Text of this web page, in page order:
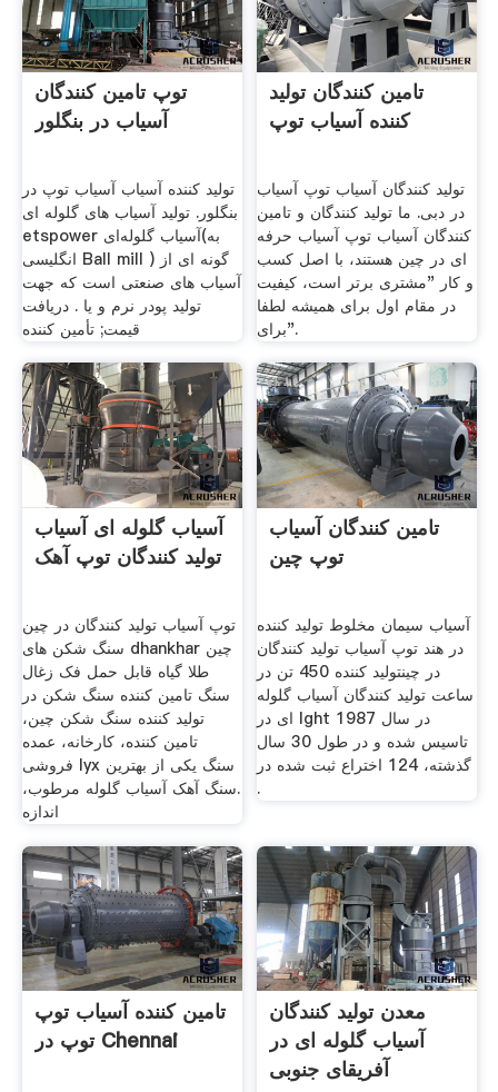
توپ تامین کنندگان
آسیاب در بنگلور
تولید کننده آسیاب آسیاب توپ در
بنگلور. تولید آسیاب های گلوله ای
etspower آسیاب گلوله‌ای(به
انگلیسی Ball mill ) گونه ای از
آسیاب های صنعتی است که جهت
تولید پودر نرم و یا . دریافت
قیمت; تأمین کننده
تامین کنندگان تولید
کننده آسیاب توپ
تولید کنندگان آسیاب توپ آسیاب
در دبی. ما تولید کنندگان و تامین
کنندگان آسیاب توپ آسیاب حرفه
ای در چین هستند، با اصل کسب
و کار "مشتری برتر است، کیفیت
در مقام اول برای همیشه لطفا
برای".
آسیاب گلوله ای آسیاب
تولید کنندگان توپ آهک
توپ آسیاب تولید کنندگان در چین
سنگ شکن های dhankhar چین
طلا گیاه قابل حمل فک زغال
سنگ تامین کننده سنگ شکن در
تولید کننده سنگ شکن چین،
تامین کننده، کارخانه، عمده
فروشی lyx سنگ یکی از بهترین
.سنگ آهک آسیاب گلوله مرطوب،
اندازه
تامین کنندگان آسیاب
توپ چین
آسیاب سیمان مخلوط تولید کننده
در هند توپ آسیاب تولید کنندگان
در چینتولید کننده 450 تن در
ساعت تولید کنندگان آسیاب گلوله
ای در lght در سال 1987
تاسیس شده و در طول 30 سال
گذشته، 124 اختراع ثبت شده در
.
تامین کننده آسیاب توپ
توپ در Chennai
معدن تولید کنندگان
آسیاب گلوله ای در
آفریقای جنوبی